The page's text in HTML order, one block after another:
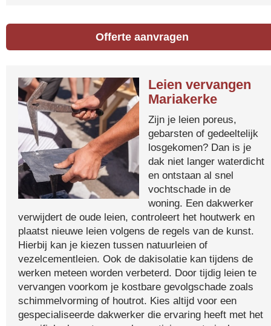
Offerte aanvragen
Leien vervangen
Mariakerke
Zijn je leien poreus,
gebarsten of gedeeltelijk
losgekomen? Dan is je
dak niet langer waterdicht
en ontstaan al snel
vochtschade in de
woning. Een dakwerker
verwijdert de oude leien, controleert het houtwerk en
plaatst nieuwe leien volgens de regels van de kunst.
Hierbij kan je kiezen tussen natuurleien of
vezelcementleien. Ook de dakisolatie kan tijdens de
werken meteen worden verbeterd. Door tijdig leien te
vervangen voorkom je kostbare gevolgschade zoals
schimmelvorming of houtrot. Kies altijd voor een
gespecialiseerde dakwerker die ervaring heeft met het